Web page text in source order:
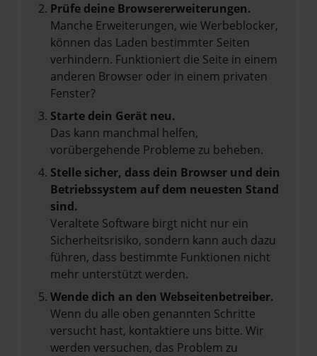
Prüfe deine Browsererweiterungen.
Manche Erweiterungen, wie Werbeblocker,
können das Laden bestimmter Seiten
verhindern. Funktioniert die Seite in einem
anderen Browser oder in einem privaten
Fenster?
Starte dein Gerät neu.
Das kann manchmal helfen,
vorübergehende Probleme zu beheben.
Stelle sicher, dass dein Browser und dein
Betriebssystem auf dem neuesten Stand
sind.
Veraltete Software birgt nicht nur ein
Sicherheitsrisiko, sondern kann auch dazu
führen, dass bestimmte Funktionen nicht
mehr unterstützt werden.
Wende dich an den Webseitenbetreiber.
Wenn du alle oben genannten Schritte
versucht hast, kontaktiere uns bitte. Wir
werden versuchen, das Problem zu